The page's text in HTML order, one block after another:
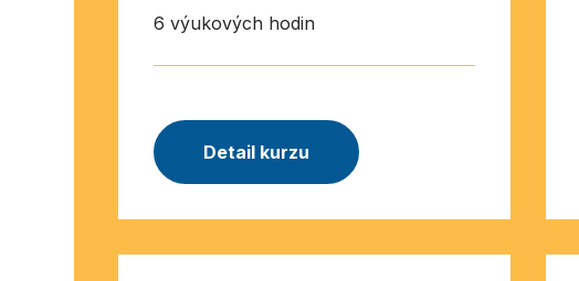
6 výukových hodin
Detail kurzu